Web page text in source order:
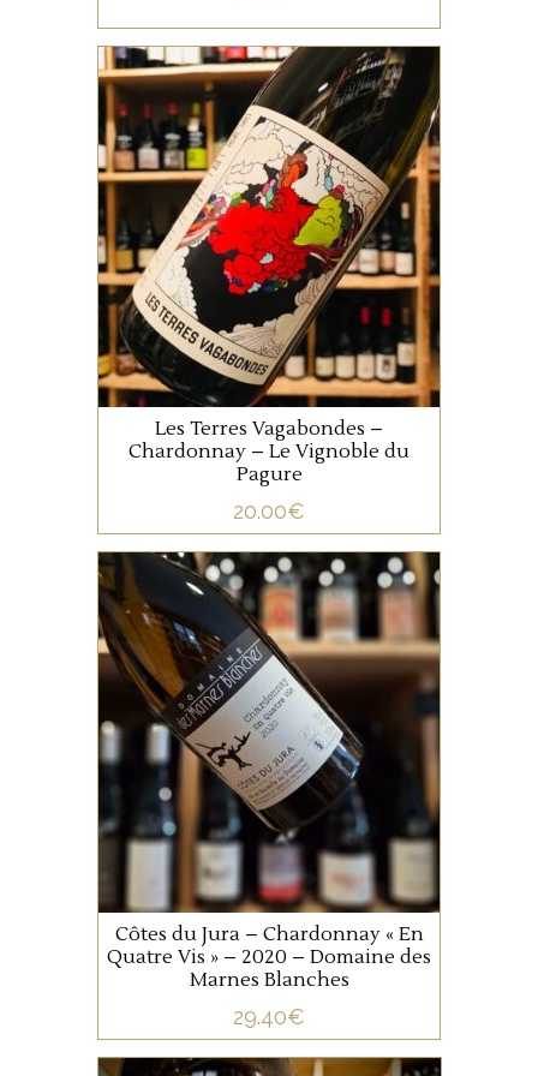
AJOUTER AU PANIER
JURA/SAVOIE
Ce joli Chardonnay de la
vallée de la Loue dans le
Doubs nous a totalement
séduit.
AJOUTER AU PANIER
Les Terres Vagabondes –
Chardonnay – Le Vignoble du
Pagure
20.00€
JURA/SAVOIE
Ce Chardonnay issu de
vieilles vignes plantées sur un
sol de marnes blanches, est
vinifié, ouillé et élevé en
demi-muids durant 22 mois.
AJOUTER AU PANIER
Côtes du Jura – Chardonnay « En
Quatre Vis » – 2020 – Domaine des
Marnes Blanches
29.40€